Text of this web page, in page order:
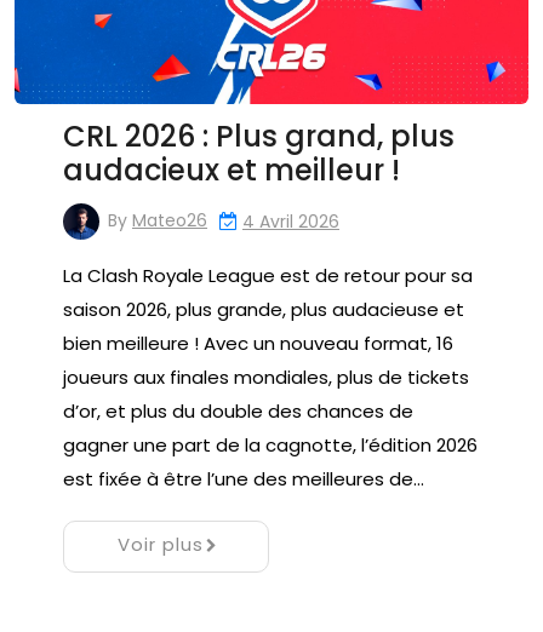
CRL 2026 : Plus grand, plus
audacieux et meilleur !
By Mateo26 4 Avril 2026
La Clash Royale League est de retour pour sa
saison 2026, plus grande, plus audacieuse et
bien meilleure ! Avec un nouveau format, 16
joueurs aux finales mondiales, plus de tickets
d’or, et plus du double des chances de
gagner une part de la cagnotte, l’édition 2026
est fixée à être l’une des meilleures de…
Voir plus